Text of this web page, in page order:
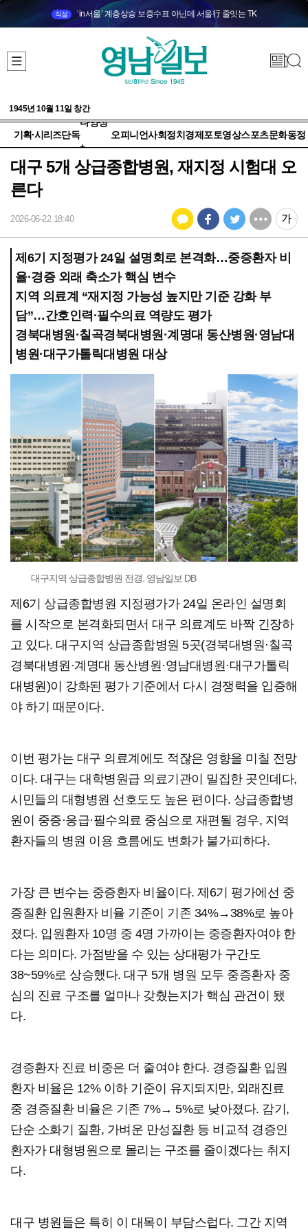
직설 ‘in서울’ 계층상승 보증수표 아닌데 서울行 줄잇는 TK
1945년 10월 11일 창간
기획·시리즈단독
다양성
+
오피니언사회정치 경제 포토영상스포츠문화동정
대구 5개 상급종합병원, 재지정 시험대 오
른다
2026-06-22 18:40
제6기 지정평가 24일 설명회로 본격화…중증환자 비
율·경증 외래 축소가 핵심 변수
지역 의료계 “재지정 가능성 높지만 기준 강화 부
담”…간호인력·필수의료 역량도 평가
경북대병원·칠곡경북대병원·계명대 동산병원·영남대
병원·대구가톨릭대병원 대상
대구지역 상급종합병원 전경. 영남일보 DB
제6기 상급종합병원 지정평가가 24일 온라인 설명회
를 시작으로 본격화되면서 대구 의료계도 바짝 긴장하
고 있다. 대구지역 상급종합병원 5곳(경북대병원·칠곡
경북대병원·계명대 동산병원·영남대병원·대구가톨릭
대병원)이 강화된 평가 기준에서 다시 경쟁력을 입증해
야 하기 때문이다.
이번 평가는 대구 의료계에도 적잖은 영향을 미칠 전망
이다. 대구는 대학병원급 의료기관이 밀집한 곳인데다,
시민들의 대형병원 선호도도 높은 편이다. 상급종합병
원이 중증·응급·필수의료 중심으로 재편될 경우, 지역
환자들의 병원 이용 흐름에도 변화가 불가피하다.
가장 큰 변수는 중증환자 비율이다. 제6기 평가에선 중
증질환 입원환자 비율 기준이 기존 34%→38%로 높아
졌다. 입원환자 10명 중 4명 가까이는 중증환자여야 한
다는 의미다. 가점받을 수 있는 상대평가 구간도
38~59%로 상승했다. 대구 5개 병원 모두 중증환자 중
심의 진료 구조를 얼마나 갖췄는지가 핵심 관건이 됐
다.
경증환자 진료 비중은 더 줄여야 한다. 경증질환 입원
환자 비율은 12% 이하 기준이 유지되지만, 외래진료
중 경증질환 비율은 기존 7%→ 5%로 낮아졌다. 감기,
단순 소화기 질환, 가벼운 만성질환 등 비교적 경증인
환자가 대형병원으로 몰리는 구조를 줄이겠다는 취지
다.
대구 병원들은 특히 이 대목이 부담스럽다. 그간 지역